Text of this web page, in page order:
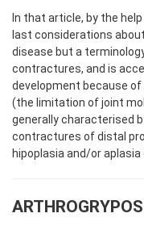
In that article, by the
last considerations
disease but a
contractures, and is
development because
(the limitation of joint
generally characterised
contractures of distal
hipoplasia and/or